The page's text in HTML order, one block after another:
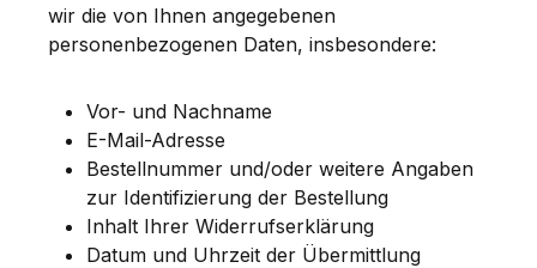
wir die von Ihnen angegebenen
personenbezogenen Daten, insbesondere:
Vor- und Nachname
E-Mail-Adresse
Bestellnummer und/oder weitere Angaben
zur Identifizierung der Bestellung
Inhalt Ihrer Widerrufserklärung
Datum und Uhrzeit der Übermittlung